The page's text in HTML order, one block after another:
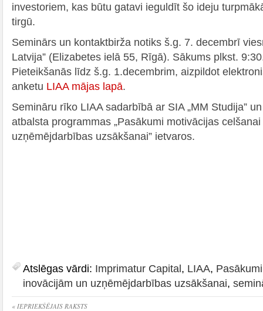
investoriem, kas būtu gatavi ieguldīt šo ideju
tirgū.
Seminārs un kontaktbirža notiks š.g. 7. decembrī
Latvija” (Elizabetes ielā 55, Rīgā). Sākums plkst.
Pieteikšanās līdz š.g. 1.decembrim, aizpildot
anketu LIAA mājas lapā.
Semināru rīko LIAA sadarbībā ar SIA „MM Studija”
atbalsta programmas „Pasākumi motivācijas
uzņēmējdarbības uzsākšanai” ietvaros.
Atslēgas vārdi: Imprimatur Capital, LIAA,
inovācijām un uzņēmējdarbības uzsākšanai,
« IEPRIEKŠĒJAIS RAKSTS